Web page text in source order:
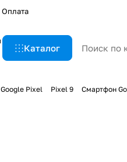
Оплата
Каталог
Google Pixel Pixel 9 Смартфон